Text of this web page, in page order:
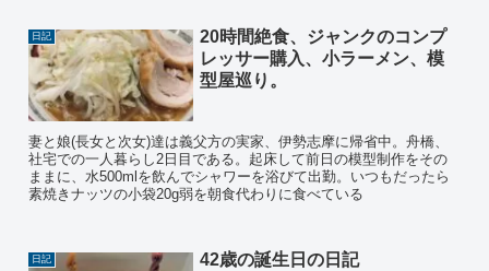
日記
20時間絶食、ジャンクのコンプ
レッサー購入、小ラーメン、模
型屋巡り。
妻と娘(長女と次女)達は義父方の実家、伊勢志摩に帰省中。舟橋、
社宅での一人暮らし2日目である。起床して前日の模型制作をその
ままに、水500mlを飲んでシャワーを浴びて出勤。いつもだったら
素焼きナッツの小袋20g弱を朝食代わりに食べている
日記 42歳の誕生日の日記